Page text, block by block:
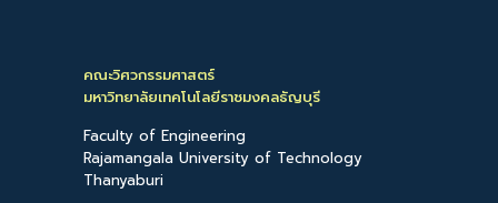
คณะวิศวกรรมศาสตร์
มหาวิทยาลัยเทคโนโลยีราชมงคลธัญบุรี
Faculty of Engineering
Rajamangala University of Technology
Thanyaburi